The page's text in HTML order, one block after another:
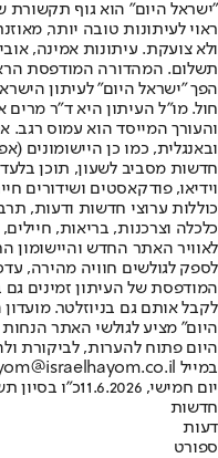
"ישראל היום" הוא גוף תקשורת
ראוי לעיתונות טובה יותר,
ולא צועקת. עיתונות אמינה,
הפך "ישראל היום" לעיתון
חול. מו"ל העיתון היא ד"ר מרים
והעורך המייסד הוא עמוס רגב.
חדשות מסביב לשעון, תוכן
וידיאו, פודקאסטים ושידורים
כוללות ערוצי חדשות ודעות,
לאוויר האתר החדש
לספק לגולשים חוויה מהירה,
המודפסת של העיתון זמינים
לקבל אותם גם בניוזלטר.
היום" מציע לגולשי האתר
היום פתוח להערות, לביקורת
במייל hayom@israelhayom.co.il.
יום חמישי, 11.6.2026
כ"ו בסיון
חדשות
דעות
ספורט